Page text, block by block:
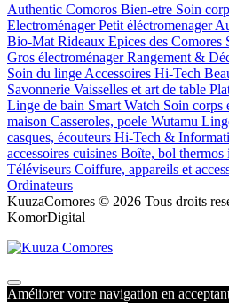
Authentic Comoros Bien-etre Soin
ElectroménagerPetit éléctromenager
Bio-Mat Rideaux Epices des Comores
Gros électroménagerRangement &
Soin du linge Accessoires Hi-Tech
Savonnerie Vaisselles et art de table
Linge de bain Smart Watch Soin corps
maison Casseroles, poele Wutamu
casques, écouteurs Hi-Tech &
accessoires cuisines Boîte, bol thermos
Téléviseurs Coiffure, appareils et
Ordinateurs
KuuzaComores © 2026 Tous droits
KomorDigital
Améliorer votre navigation en